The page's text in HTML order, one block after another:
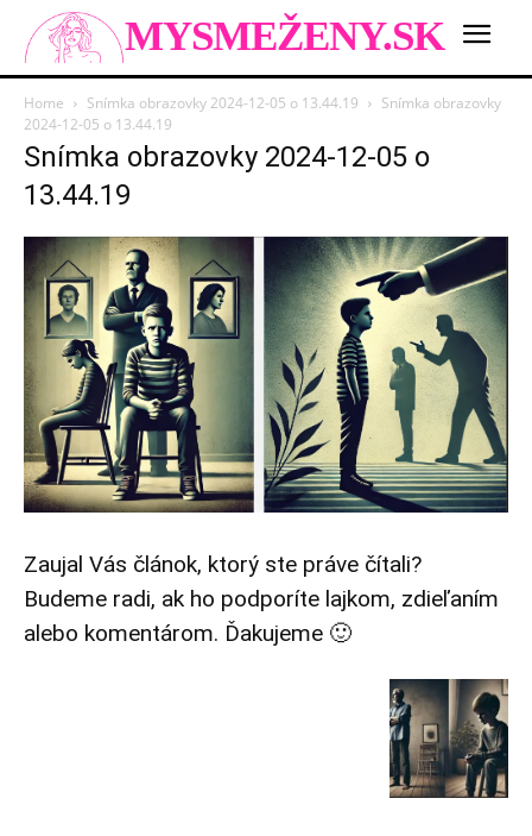
MYSMEŽENY.SK
Home Snímka obrazovky 2024-12-05 o 13.44.19
Snímka obrazovky
2024-12-05 o 13.44.19
Snímka obrazovky 2024-12-05 o
13.44.19
Zaujal Vás článok, ktorý ste práve čítali?
Budeme radi, ak ho podporíte lajkom, zdieľaním
alebo komentárom. Ďakujeme 🙂